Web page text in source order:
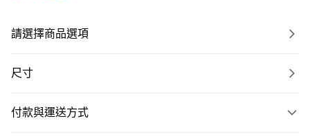
請選擇商品選項
尺寸
付款與運送方式